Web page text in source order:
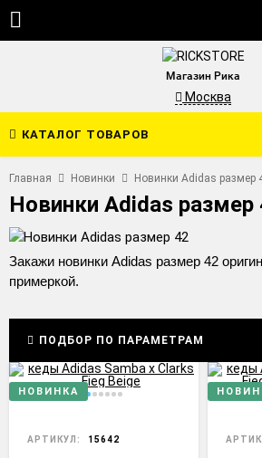
Магазин Рика
Москва
КАТАЛОГ ТОВАРОВ
Главная Новинки Новинки Adidas размер
Новинки Adidas размер
Закажи новинки Adidas размер 42
примеркой.
ПОДБОР ПО ПАРАМЕТРАМ
НОВИНКА
АРТИКУЛ: 15642